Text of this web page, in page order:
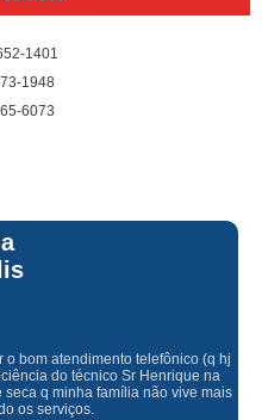
1401
1948
6073
bom atendimento telefônico (q hj
do técnico Sr Henrique na
q minha família não vive mais
os serviços.